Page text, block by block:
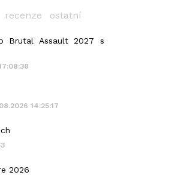
recenze ostatní
Brutal Assault 2027 s
14:25:17
2026